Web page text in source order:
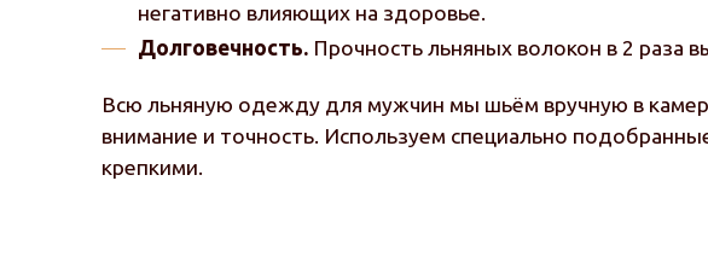
негативно влияющих на здоровье.
Долговечность. Прочность льняных волокон в 2 раза
Всю льняную одежду для мужчин мы шьём вручную в
внимание и точность. Используем специально
крепкими.